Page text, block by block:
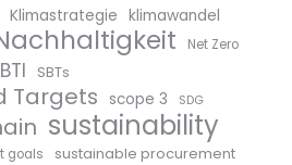
Klimastrategie klimawandel
Net Zero
SBTs
Targets scope 3 SDG
sustainability
goals sustainable procurement